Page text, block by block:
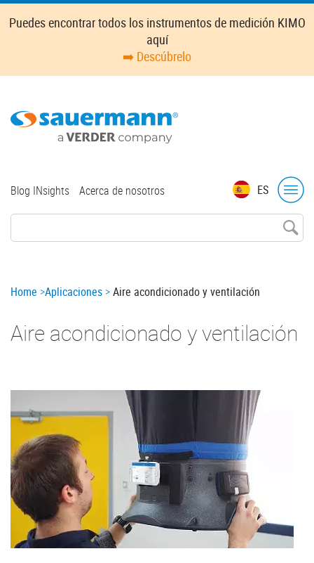
Skip
Puedes encontrar todos los instrumentos de medición KIMO
aquí
➡️ Descúbrelo
ES
Top
Blog INsights Acerca de nosotros
Breadcrumb
Home Aplicaciones Aire acondicionado y ventilación
Aire acondicionado y ventilación